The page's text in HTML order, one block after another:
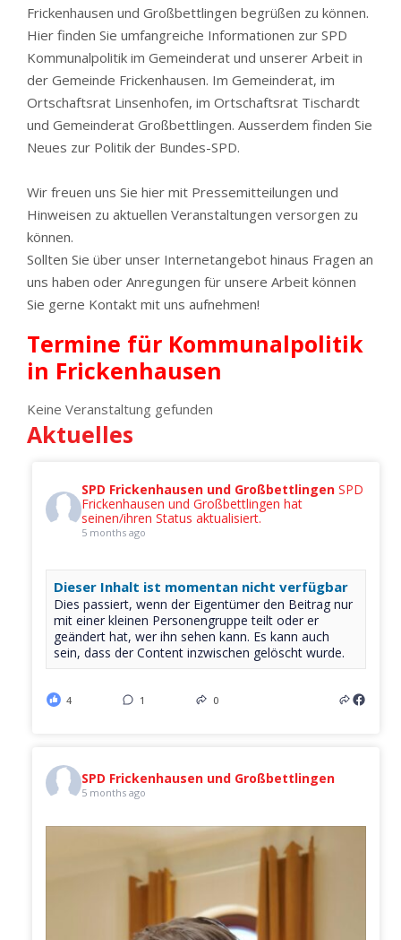
Frickenhausen und Großbettlingen begrüßen zu können.
Hier finden Sie umfangreiche Informationen zur SPD
Kommunalpolitik im Gemeinderat und unserer Arbeit in
der Gemeinde Frickenhausen. Im Gemeinderat, im
Ortschaftsrat Linsenhofen, im Ortschaftsrat Tischardt
und Gemeinderat Großbettlingen. Ausserdem finden Sie
Neues zur Politik der Bundes-SPD.
Wir freuen uns Sie hier mit Pressemitteilungen und
Hinweisen zu aktuellen Veranstaltungen versorgen zu
können.
Sollten Sie über unser Internetangebot hinaus Fragen an
uns haben oder Anregungen für unsere Arbeit können
Sie gerne Kontakt mit uns aufnehmen!
Termine für Kommunalpolitik
in Frickenhausen
Keine Veranstaltung gefunden
Aktuelles
SPD Frickenhausen und Großbettlingen SPD
Frickenhausen und Großbettlingen hat
seinen/ihren Status aktualisiert.
5 months ago
Dieser Inhalt ist momentan nicht verfügbar
Dies passiert, wenn der Eigentümer den Beitrag nur
mit einer kleinen Personengruppe teilt oder er
geändert hat, wer ihn sehen kann. Es kann auch
sein, dass der Content inzwischen gelöscht wurde.
4 1 0
SPD Frickenhausen und Großbettlingen
5 months ago